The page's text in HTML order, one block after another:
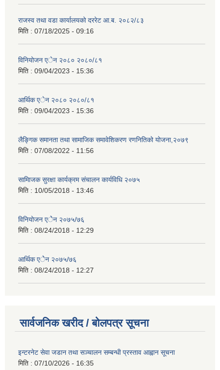
राजस्व तथा वडा कार्यालयको दररेट आ.ब. २०८२/८३
मिति : 07/18/2025 - 09:16
विनियोजन एेन २०८० २०८०/८१
मिति : 09/04/2023 - 15:36
आर्थिक एेन २०८० २०८०/८१
मिति : 09/04/2023 - 15:36
लैङ्गिक समानता तथा सामाजिक समावेशिकरण रणनितिको योजना,२०७९
मिति : 07/08/2022 - 11:56
सामािजक सुरक्षा कार्यक्रम संचालन कार्यविधि २०७५
मिति : 10/05/2018 - 13:46
विनियोजन एेेन २०७५/७६
मिति : 08/24/2018 - 12:29
आर्थिक एेेन २०७५/७६
मिति : 08/24/2018 - 12:27
सार्वजनिक खरीद / बोलपत्र सूचना
इन्टरनेट सेवा जडान तथा सञ्चालन सम्बन्धी प्रस्ताव आह्वान सूचना
मिति : 07/10/2026 - 16:35